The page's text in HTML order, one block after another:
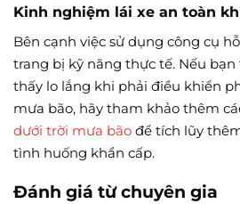
Kinh nghiệm lái xe an toàn
Bên cạnh việc sử dụng công cụ
trang bị kỹ năng thực tế. Nếu
thấy lo lắng khi phải điều khiển
mưa bão, hãy tham khảo thêm
dưới trời mưa bão để tích lũy
tình huống khẩn cấp.
Đánh giá từ chuyên gia